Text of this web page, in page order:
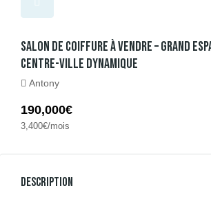
Salon De Coiffure À Vendre – Grand
Centre-Ville Dynamique
Antony
190,000€
3,400€/mois
Description